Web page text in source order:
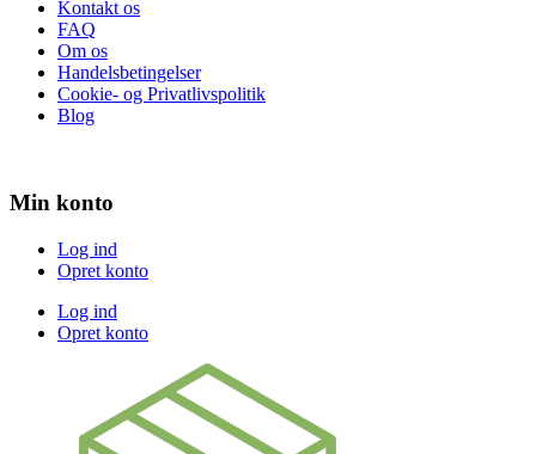
Kontakt os
FAQ
Om os
Handelsbetingelser
Cookie- og Privatlivspolitik
Blog
Min konto
Log ind
Opret konto
Log ind
Opret konto